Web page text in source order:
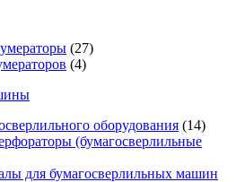
(27)
(4)
оборудования (14)
(бумагосверлильные
для бумагосверлильных машин